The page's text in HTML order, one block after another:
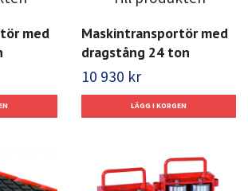
med
Maskintransportör med
dragstång 24 ton
10 930 kr